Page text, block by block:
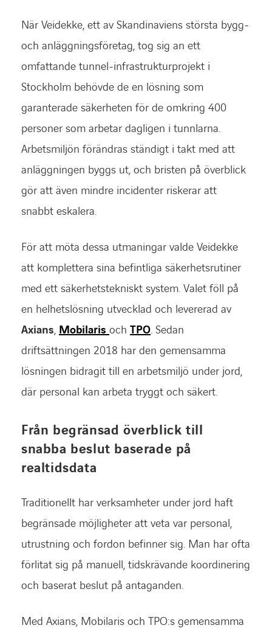
När Veidekke, ett av Skandinaviens största bygg-
och anläggningsföretag, tog sig an ett
omfattande tunnel-infrastrukturprojekt i
Stockholm behövde de en lösning som
garanterade säkerheten för de omkring 400
personer som arbetar dagligen i tunnlarna.
Arbetsmiljön förändras ständigt i takt med att
anläggningen byggs ut, och bristen på överblick
gör att även mindre incidenter riskerar att
snabbt eskalera.
För att möta dessa utmaningar valde Veidekke
att komplettera sina befintliga säkerhetsrutiner
med ett säkerhetstekniskt system. Valet föll på
en helhetslösning utvecklad och levererad av
Axians, Mobilaris och TPO. Sedan
driftsättningen 2018 har den gemensamma
lösningen bidragit till en arbetsmiljö under jord,
där personal kan arbeta tryggt och säkert.
Från begränsad överblick till
snabba beslut baserade på
realtidsdata
Traditionellt har verksamheter under jord haft
begränsade möjligheter att veta var personal,
utrustning och fordon befinner sig. Man har ofta
förlitat sig på manuell, tidskrävande koordinering
och baserat beslut på antaganden.
Med Axians, Mobilaris och TPO:s gemensamma